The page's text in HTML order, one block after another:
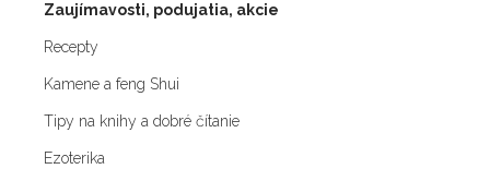
Zaujímavosti, podujatia, akcie
Recepty
Kamene a feng Shui
Tipy na knihy a dobré čítanie
Ezoterika